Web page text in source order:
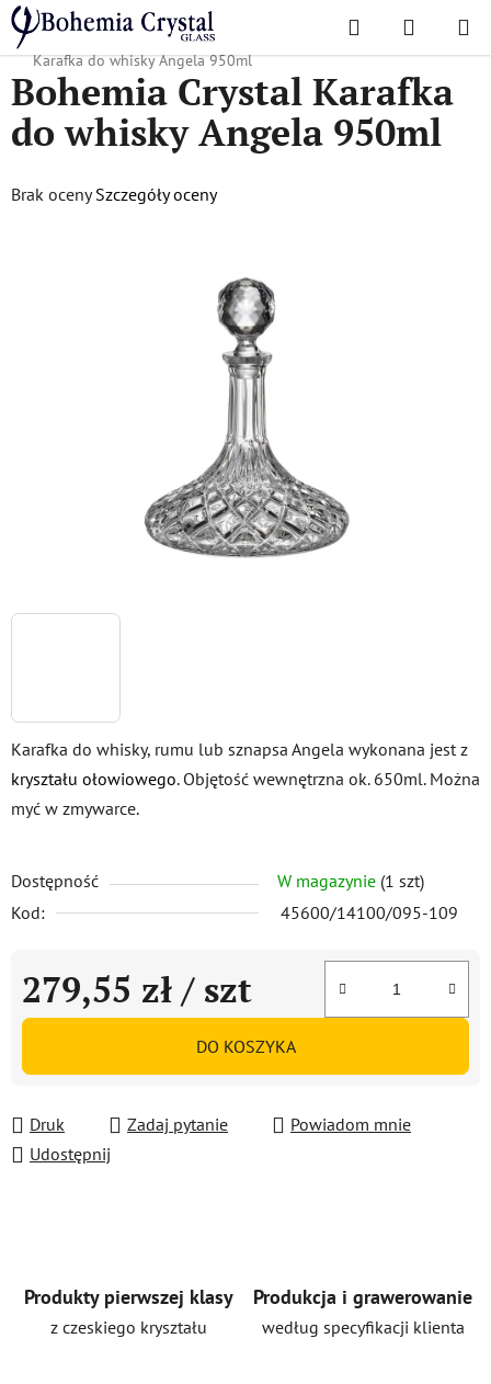
Przejść
do
treści
Szukaj KOSZYK
Home
/ Popularne kolekcje / Angela Klasyczna
Bohemia Crystal
Karafka do whisky Angela 950ml
Karafka do whisky, rumu lub sznapsa Angela wykonana jest z
kryształu ołowiowego. Objętość wewnętrzna ok. 650ml. Można
myć w zmywarce.
Dostępność W magazynie (1 szt)
Kod:
45600/14100/095-109
279,55 zł / szt
Cena jednostkowa:
DO KOSZYKA
Druk Zadaj pytanie
Powiadom mnie
Udostępnij
Bohemia Crystal Karafka
do whisky Angela 950ml
Średnia
Brak oceny Szczegóły oceny
Produkty pierwszej klasy
z czeskiego kryształu
Produkcja i grawerowanie
według specyfikacji klienta